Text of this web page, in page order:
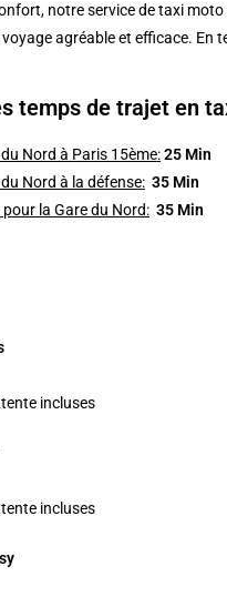
notre service de taxi
agréable et efficace. En
temps de trajet en
Nord à Paris 15ème:25 Min
Nord à la défense: 35 Min
la Gare du Nord: 35 Min
incluses
incluses